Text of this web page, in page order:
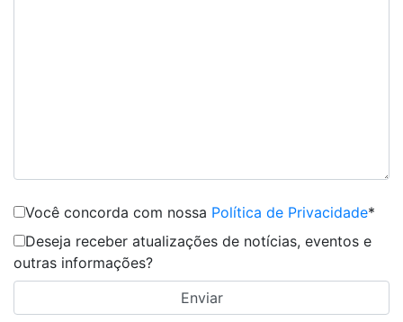
Você concorda com nossa Política de Privacidade*
Deseja receber atualizações de notícias, eventos e
outras informações?